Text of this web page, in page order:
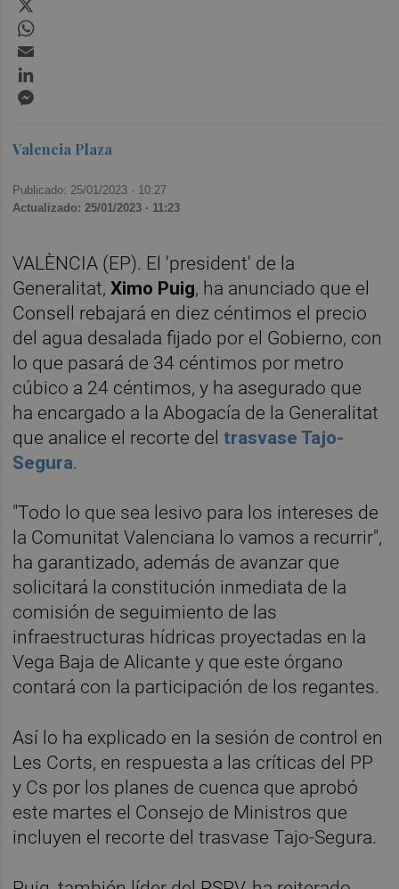
Valencia Plaza
Publicado: 25/01/2023 · 10:27
Actualizado: 25/01/2023 · 11:23
VALÈNCIA (EP). El 'president' de la
Generalitat,Ximo Puig, ha anunciado que el
Consell rebajará en diez céntimos el precio
del agua desalada fijado por el Gobierno, con
lo que pasará de 34 céntimos por metro
cúbico a 24 céntimos, y ha asegurado que
ha encargado a la Abogacía de la Generalitat
que analice el recorte deltrasvase Tajo-
Segura.
"Todo lo que sea lesivo para los intereses de
la Comunitat Valenciana lo vamos a recurrir",
ha garantizado, además de avanzar que
solicitará la constitución inmediata de la
comisión de seguimiento de las
infraestructuras hídricas proyectadas en la
Vega Baja de Alicante y que este órgano
contará con la participación de los regantes.
Así lo ha explicado en la sesión de control en
Les Corts, en respuesta a las críticas del PP
y Cs por los planes de cuenca que aprobó
este martes el Consejo de Ministros que
incluyen el recorte del trasvase Tajo-Segura.